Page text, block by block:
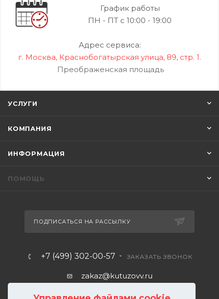
График работы
ПН - ПТ с 10:00 - 19:00
Адрес сервиса:
г. Москва, Краснобогатырская улица, 89, стр. 1.
Преображенская площадь
УСЛУГИ
КОМПАНИЯ
ИНФОРМАЦИЯ
ПОМОЩЬ
ПОДПИСАТЬСЯ НА РАССЫЛКУ
+7 (499) 302-00-57 ЗАКАЗАТЬ ЗВОНОК
zakaz@kutuzovv.ru
г. Москва, Краснобогатырская